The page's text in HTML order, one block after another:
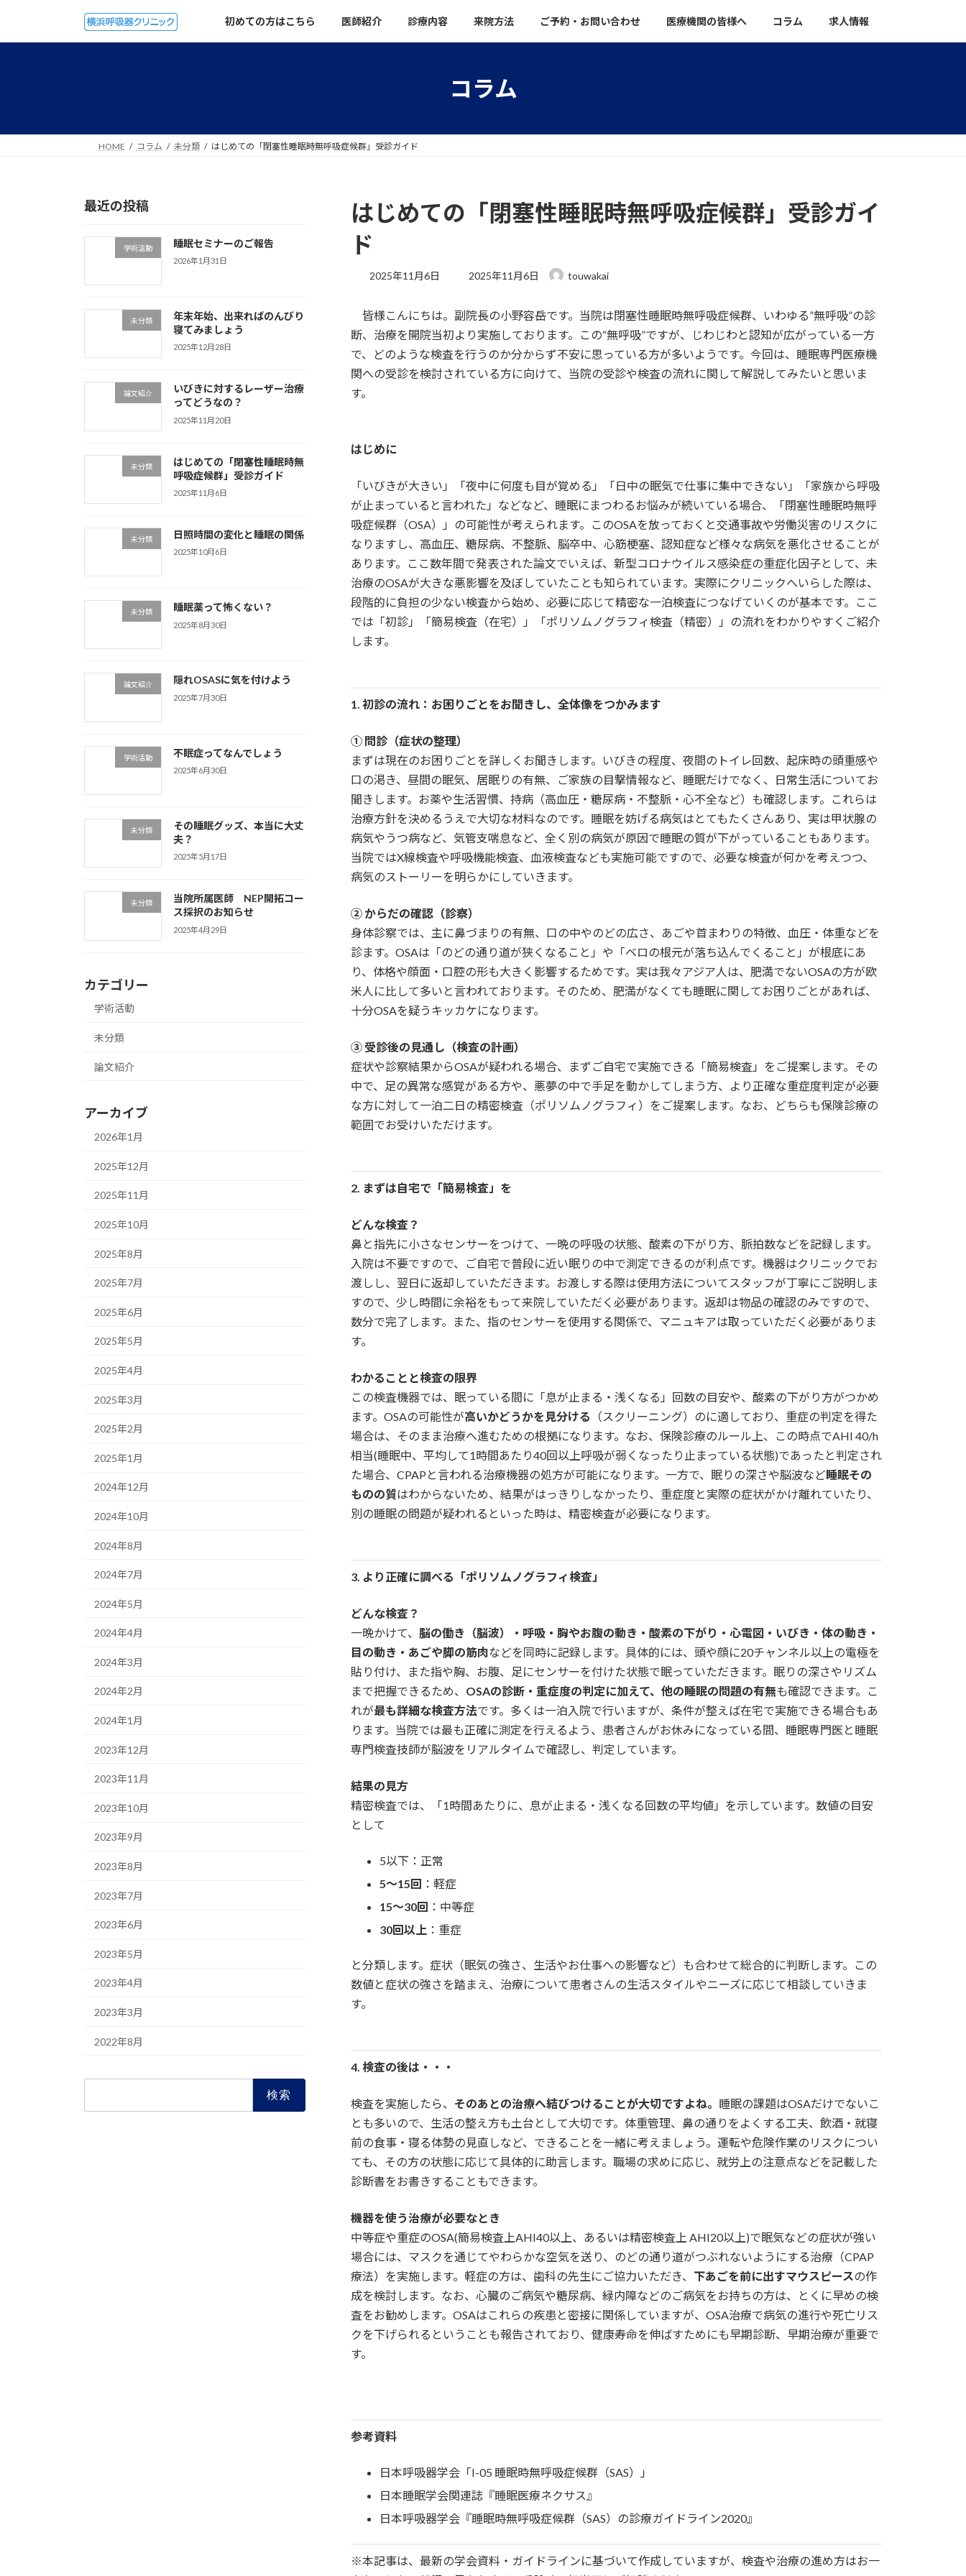
テ
ゲ
初めての方はこちら 医師紹介 診療内容 来院方法 ご予約・お問い合わせ 医療機関の皆様へ コラム 求人情報
コラム
HOME コラム 未分類 はじめての「閉塞性睡眠時無呼吸症候群」受診ガイド
はじめての「閉塞性睡眠時無呼吸症候群」受診ガイ
ド
2025年11月6日
最
新
日
:
2025年11月6日 touwakai
皆様こんにちは。副院長の小野容岳です。当院は閉塞性睡眠時無呼吸症候群、いわゆる”無呼吸”の診
断、治療を開院当初より実施しております。この“無呼吸”ですが、じわじわと認知が広がっている一方
で、どのような検査を行うのか分からず不安に思っている方が多いようです。今回は、睡眠専門医療機
関への受診を検討されている方に向けて、当院の受診や検査の流れに関して解説してみたいと思いま
す。
はじめに
「いびきが大きい」「夜中に何度も目が覚める」「日中の眠気で仕事に集中できない」「家族から呼吸
が止まっていると言われた」などなど、睡眠にまつわるお悩みが続いている場合、「閉塞性睡眠時無呼
吸症候群（OSA）」の可能性が考えられます。このOSAを放っておくと交通事故や労働災害のリスクに
なりますし、高血圧、糖尿病、不整脈、脳卒中、心筋梗塞、認知症など様々な病気を悪化させることが
あります。ここ数年間で発表された論文でいえば、新型コロナウイルス感染症の重症化因子として、未
治療のOSAが大きな悪影響を及ぼしていたことも知られています。実際にクリニックへいらした際は、
段階的に負担の少ない検査から始め、必要に応じて精密な一泊検査につなげていくのが基本です。ここ
では「初診」「簡易検査（在宅）」「ポリソムノグラフィ検査（精密）」の流れをわかりやすくご紹介
します。
1. 初診の流れ：お困りごとをお聞きし、全体像をつかみます
① 問診（症状の整理）
まずは現在のお困りごとを詳しくお聞きします。いびきの程度、夜間のトイレ回数、起床時の頭重感や
口の渇き、昼間の眠気、居眠りの有無、ご家族の目撃情報など、睡眠だけでなく、日常生活についてお
聞きします。お薬や生活習慣、持病（高血圧・糖尿病・不整脈・心不全など）も確認します。これらは
治療方針を決めるうえで大切な材料なのです。睡眠を妨げる病気はとてもたくさんあり、実は甲状腺の
病気やうつ病など、気管支喘息など、全く別の病気が原因で睡眠の質が下がっていることもあります。
当院ではX線検査や呼吸機能検査、血液検査なども実施可能ですので、必要な検査が何かを考えつつ、
病気のストーリーを明らかにしていきます。
② からだの確認（診察）
身体診察では、主に鼻づまりの有無、口の中やのどの広さ、あごや首まわりの特徴、血圧・体重などを
診ます。OSAは「のどの通り道が狭くなること」や「ベロの根元が落ち込んでくること」が根底にあ
り、体格や顔面・口腔の形も大きく影響するためです。実は我々アジア人は、肥満でないOSAの方が欧
米人に比して多いと言われております。そのため、肥満がなくても睡眠に関してお困りごとがあれば、
十分OSAを疑うキッカケになります。
③ 受診後の見通し（検査の計画）
症状や診察結果からOSAが疑われる場合、まずご自宅で実施できる「簡易検査」をご提案します。その
中で、足の異常な感覚がある方や、悪夢の中で手足を動かしてしまう方、より正確な重症度判定が必要
な方に対して一泊二日の精密検査（ポリソムノグラフィ）をご提案します。なお、どちらも保険診療の
範囲でお受けいただけます。
2. まずは自宅で「簡易検査」を
どんな検査？
鼻と指先に小さなセンサーをつけて、一晩の呼吸の状態、酸素の下がり方、脈拍数などを記録します。
入院は不要ですので、ご自宅で普段に近い眠りの中で測定できるのが利点です。機器はクリニックでお
渡しし、翌日に返却していただきます。お渡しする際は使用方法についてスタッフが丁寧にご説明しま
すので、少し時間に余裕をもって来院していただく必要があります。返却は物品の確認のみですので、
数分で完了します。また、指のセンサーを使用する関係で、マニュキアは取っていただく必要がありま
す。
わかることと検査の限界
この検査機器では、眠っている間に「息が止まる・浅くなる」回数の目安や、酸素の下がり方がつかめ
ます。OSAの可能性が高いかどうかを見分ける （スクリーニング）のに適しており、重症の判定を得た
場合は、そのまま治療へ進むための根拠になります。なお、保険診療のルール上、この時点でAHI 40/h
相当(睡眠中、平均して1時間あたり40回以上呼吸が弱くなったり止まっている状態)であったと判定され
た場合、CPAPと言われる治療機器の処方が可能になります。一方で、眠りの深さや脳波など睡眠その
ものの質はわからないため、結果がはっきりしなかったり、重症度と実際の症状がかけ離れていたり、
別の睡眠の問題が疑われるといった時は、精密検査が必要になります。
3. より正確に調べる「ポリソムノグラフィ検査」
どんな検査？
一晩かけて、 脳の働き（脳波）・呼吸・胸やお腹の動き・酸素の下がり・心電図・いびき・体の動き・
目の動き・あごや脚の筋肉などを同時に記録します。具体的には、頭や顔に20チャンネル以上の電極を
貼り付け、また指や胸、お腹、足にセンサーを付けた状態で眠っていただきます。眠りの深さやリズム
まで把握できるため、 OSAの診断・重症度の判定に加えて、他の睡眠の問題の有無も確認できます。こ
れが最も詳細な検査方法です。多くは一泊入院で行いますが、条件が整えば在宅で実施できる場合もあ
ります。当院では最も正確に測定を行えるよう、患者さんがお休みになっている間、睡眠専門医と睡眠
専門検査技師が脳波をリアルタイムで確認し、判定しています。
結果の見方
精密検査では、「1時間あたりに、息が止まる・浅くなる回数の平均値」を示しています。数値の目安
として
5以下：正常
5〜15回 ：軽症
15〜30回 ：中等症
30回以上 ：重症
と分類します。症状（眠気の強さ、生活やお仕事への影響など）も合わせて総合的に判断します。この
数値と症状の強さを踏まえ、治療について患者さんの生活スタイルやニーズに応じて相談していきま
す。
4. 検査の後は・・・
検査を実施したら、 そのあとの治療へ結びつけることが大切ですよね。 睡眠の課題はOSAだけでないこ
とも多いので、生活の整え方も土台として大切です。体重管理、鼻の通りをよくする工夫、飲酒・就寝
前の食事・寝る体勢の見直しなど、できることを一緒に考えましょう。運転や危険作業のリスクについ
ても、その方の状態に応じて具体的に助言します。職場の求めに応じ、就労上の注意点などを記載した
診断書をお書きすることもできます。
機器を使う治療が必要なとき
中等症や重症のOSA(簡易検査上AHI40以上、あるいは精密検査上 AHI20以上)で眠気などの症状が強い
場合には、マスクを通じてやわらかな空気を送り、のどの通り道がつぶれないようにする治療（CPAP
療法）を実施します。軽症の方は、歯科の先生にご協力いただき、 下あごを前に出すマウスピースの作
成を検討します。なお、心臓のご病気や糖尿病、緑内障などのご病気をお持ちの方は、とくに早めの検
査をお勧めします。OSAはこれらの疾患と密接に関係していますが、OSA治療で病気の進行や死亡リス
クを下げられるということも報告されており、健康寿命を伸ばすためにも早期診断、早期治療が重要で
す。
参考資料
日本呼吸器学会「I-05 睡眠時無呼吸症候群（SAS）」
日本睡眠学会関連誌『睡眠医療ネクサス』
日本呼吸器学会『睡眠時無呼吸症候群（SAS）の診療ガイドライン2020』
※本記事は、最新の学会資料・ガイドラインに基づいて作成していますが、検査や治療の進め方はお一
最近の投稿
学術活動 睡眠セミナーのご報告
2026年1月31日
未分類
年末年始、出来ればのんびり
寝てみましょう
2025年12月28日
論文紹介
いびきに対するレーザー治療
ってどうなの？
2025年11月20日
未分類
はじめての「閉塞性睡眠時無
呼吸症候群」受診ガイド
2025年11月6日
未分類 日照時間の変化と睡眠の関係
2025年10月6日
未分類 睡眠薬って怖くない？
2025年8月30日
論文紹介 隠れOSASに気を付けよう
2025年7月30日
学術活動 不眠症ってなんでしょう
2025年6月30日
未分類
その睡眠グッズ、本当に大丈
夫？
2025年5月17日
未分類
当院所属医師 NEP開拓コー
ス採択のお知らせ
2025年4月29日
カテゴリー
学術活動
未分類
論文紹介
アーカイブ
2026年1月
2025年12月
2025年11月
2025年10月
2025年8月
2025年7月
2025年6月
2025年5月
2025年4月
2025年3月
2025年2月
2025年1月
2024年12月
2024年10月
2024年8月
2024年7月
2024年5月
2024年4月
2024年3月
2024年2月
2024年1月
2023年12月
2023年11月
2023年10月
2023年9月
2023年8月
2023年7月
2023年6月
2023年5月
2023年4月
2023年3月
2022年8月